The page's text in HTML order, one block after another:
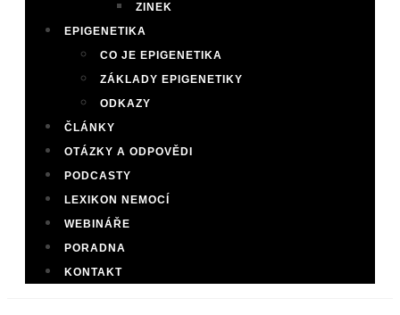
ZINEK
EPIGENETIKA
CO JE EPIGENETIKA
ZÁKLADY EPIGENETIKY
ODKAZY
ČLÁNKY
OTÁZKY A ODPOVĚDI
PODCASTY
LEXIKON NEMOCÍ
WEBINÁŘE
PORADNA
KONTAKT